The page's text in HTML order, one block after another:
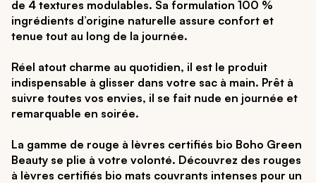
de 4 textures modulables. Sa formulation 100 %
ingrédients d’origine naturelle assure confort et
tenue tout au long de la journée.
Réel atout charme au quotidien, il est le produit
indispensable à glisser dans votre sac à main. Prêt à
suivre toutes vos envies, il se fait nude en journée et
remarquable en soirée.
La gamme de rouge à lèvres certifiés bio Boho Green
Beauty se plie à votre volonté. Découvrez des rouges
à lèvres certifiés bio mats couvrants intenses pour un